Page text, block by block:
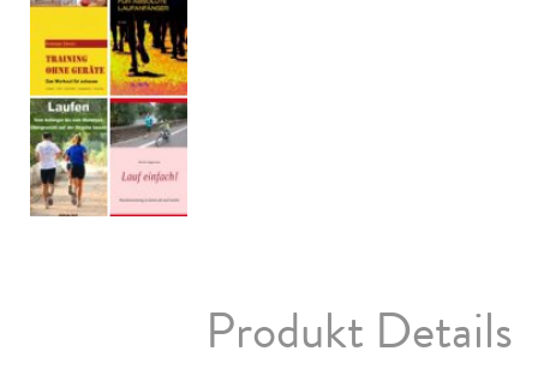
Produkt Details